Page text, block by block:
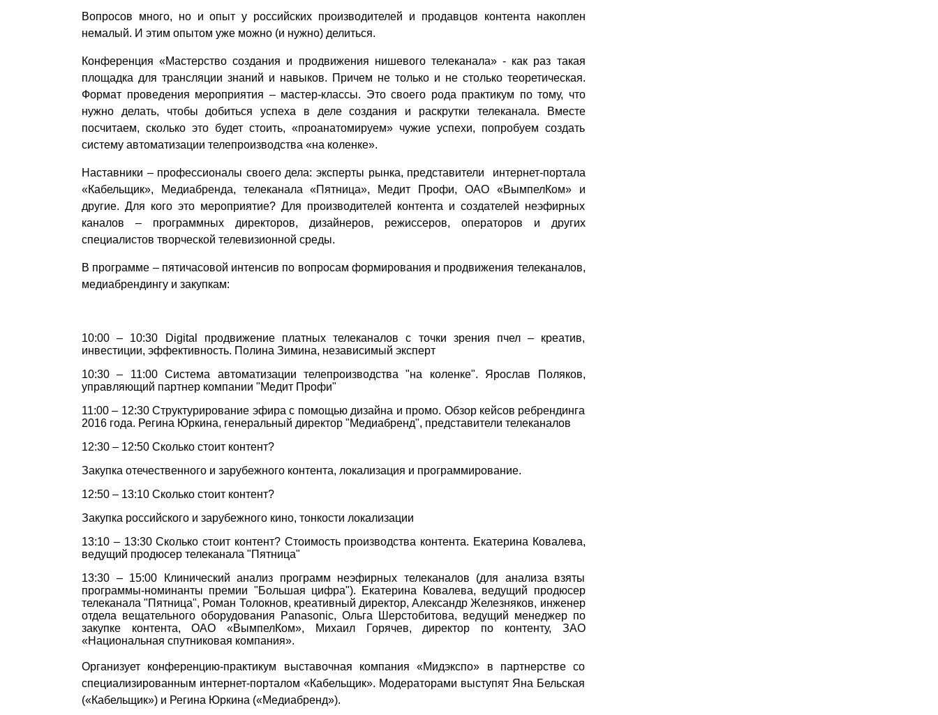
Вопросов много, но и опыт у российских производителей и продавцов контента накоплен
немалый. И этим опытом уже можно (и нужно) делиться.
Конференция «Мастерство создания и продвижения нишевого телеканала» - как раз такая
площадка для трансляции знаний и навыков. Причем не только и не столько теоретическая.
Формат проведения мероприятия – мастер-классы. Это своего рода практикум по тому, что
нужно делать, чтобы добиться успеха в деле создания и раскрутки телеканала. Вместе
посчитаем, сколько это будет стоить, «проанатомируем» чужие успехи, попробуем создать
систему автоматизации телепроизводства «на коленке».
Наставники – профессионалы своего дела: эксперты рынка, представители интернет-портала
«Кабельщик», Медиабренда, телеканала «Пятница», Медит Профи, ОАО «ВымпелКом» и
другие. Для кого это мероприятие? Для производителей контента и создателей неэфирных
каналов – программных директоров, дизайнеров, режиссеров, операторов и других
специалистов творческой телевизионной среды.
В программе – пятичасовой интенсив по вопросам формирования и продвижения телеканалов,
медиабрендингу и закупкам:
10:00 – 10:30 Digital продвижение платных телеканалов с точки зрения пчел – креатив,
инвестиции, эффективность. Полина Зимина, независимый эксперт
10:30 – 11:00 Система автоматизации телепроизводства "на коленке". Ярослав Поляков,
управляющий партнер компании "Медит Профи"
11:00 – 12:30 Структурирование эфира с помощью дизайна и промо. Обзор кейсов ребрендинга
2016 года. Регина Юркина, генеральный директор "Медиабренд", представители телеканалов
12:30 – 12:50 Сколько стоит контент?
Закупка отечественного и зарубежного контента, локализация и программирование.
12:50 – 13:10 Сколько стоит контент?
Закупка российского и зарубежного кино, тонкости локализации
13:10 – 13:30 Сколько стоит контент? Стоимость производства контента. Екатерина Ковалева,
ведущий продюсер телеканала "Пятница"
13:30 – 15:00 Клинический анализ программ неэфирных телеканалов (для анализа взяты
программы-номинанты премии "Большая цифра"). Екатерина Ковалева, ведущий продюсер
телеканала "Пятница", Роман Толокнов, креативный директор,Александр Железняков, инженер
отдела вещательного оборудования
Panasonic, Ольга Шерстобитова, ведущий менеджер по
закупке контента, ОАО «ВымпелКом»,
Михаил Горячев, директор по контенту, ЗАО
«Национальная спутниковая компания».
Организует конференцию-практикум выставочная компания «Мидэкспо» в партнерстве со
специализированным интернет-порталом «Кабельщик». Модераторами выступят Яна Бельская
(«Кабельщик») и Регина Юркина («Медиабренд»).